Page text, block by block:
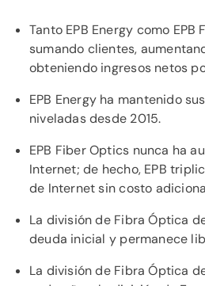
Tanto EPB Energy como
sumando clientes,
obteniendo ingresos netos
EPB Energy ha mantenido
niveladas desde 2015.
EPB Fiber Optics nunca ha
Internet; de hecho, EPB
de Internet sin costo
La división de Fibra Óptica
deuda inicial y permanece
La división de Fibra Óptica